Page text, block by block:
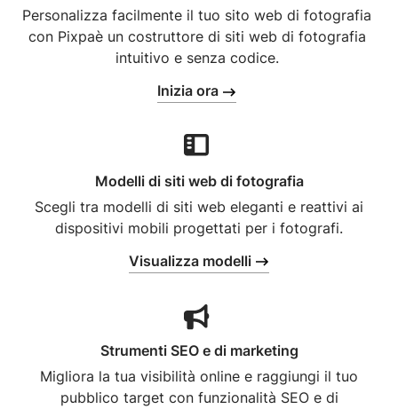
Personalizza facilmente il tuo sito web di fotografia
con Pixpaè un costruttore di siti web di fotografia
intuitivo e senza codice.
Inizia ora
Modelli di siti web di fotografia
Scegli tra modelli di siti web eleganti e reattivi ai
dispositivi mobili progettati per i fotografi.
Visualizza modelli
Strumenti SEO e di marketing
Migliora la tua visibilità online e raggiungi il tuo
pubblico target con funzionalità SEO e di